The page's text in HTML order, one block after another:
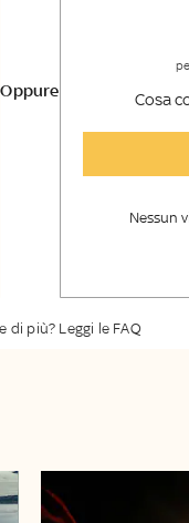
Oppure Cosa
Nessun
di più? Leggi le FAQ